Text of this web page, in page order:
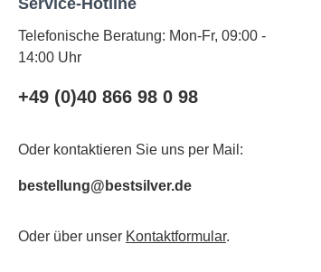
Service-Hotline
Telefonische Beratung: Mon-Fr, 09:00 -
14:00 Uhr
+49 (0)40 866 98 0 98
Oder kontaktieren Sie uns per Mail:
bestellung@bestsilver.de
Oder über unser Kontaktformular.